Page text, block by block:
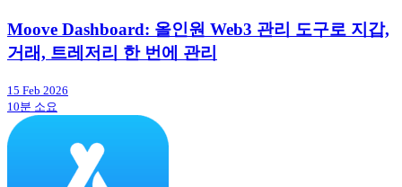
Moove Dashboard: 올인원 Web3 관리 도구로 지갑,
거래, 트레저리 한 번에 관리
15 Feb 2026
10분 소요